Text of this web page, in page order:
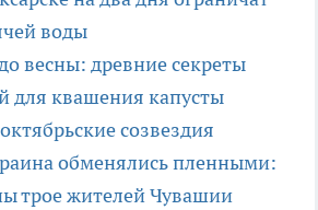
воды
весны: древние секреты
для квашения капусты
созвездия
обменялись пленными:
трое жителей Чувашии